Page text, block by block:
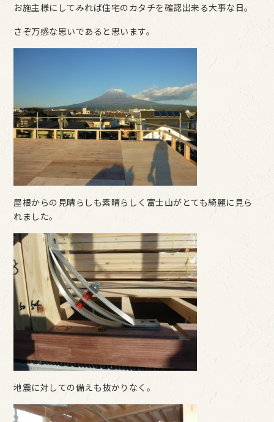
お施主様にしてみれば住宅のカタチを確認出来る大事な日。
さぞ万感な思いであると思います。
屋根からの見晴らしも素晴らしく富士山がとても綺麗に見ら
れました。
地震に対しての備えも抜かりなく。